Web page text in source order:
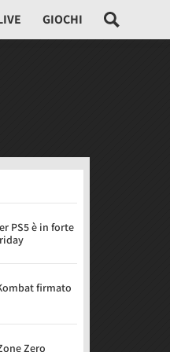
GIOCHI
PS5 è in forte
firmato
Zero